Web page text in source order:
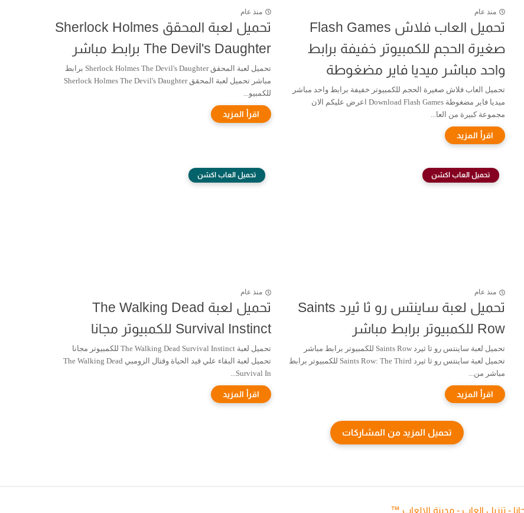
منذ عام
تحميل العاب فلاش Flash Games
صغيرة الحجم للكمبيوتر خفيفة برابط
واحد مباشر ميديا فاير مضغوطة
تحميل العاب فلاش صغيرة الحجم للكمبيوتر خفيفة برابط واحد مباشر
ميديا فاير مضغوطة Download Flash Games اعرض عليكم الان
مجموعة كبيرة من العا...
منذ عام
تحميل لعبة المحقق Sherlock Holmes
The Devil's Daughter برابط مباشر
تحميل لعبة المحقق Sherlock Holmes The Devil's Daughter برابط
مباشر تحميل لعبة المحقق Sherlock Holmes The Devil's Daughter
للكمبيو...
تحميل العاب اكشن
منذ عام
تحميل لعبة ساينتس رو ثا ثيرد Saints
Row للكمبيوتر برابط مباشر
تحميل لعبة ساينتس رو ثا ثيرد Saints Row للكمبيوتر برابط مباشر
تحميل لعبة ساينتس رو ثا ثيرد Saints Row: The Third للكمبيوتر برابط
مباشر من...
تحميل العاب اكشن
منذ عام
تحميل لعبة The Walking Dead
Survival Instinct للكمبيوتر مجانا
تحميل لعبة The Walking Dead Survival Instinct للكمبيوتر مجانا
تحميل لعبة البقاء علي قيد الحياة وقتال الزومبي The Walking Dead
Survival In...